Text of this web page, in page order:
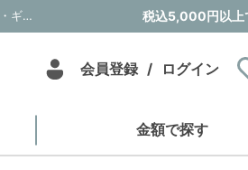
【ブライダル用】カード型 リンベルカタログギフト プラスグルメ（コンパクトタイプ） 5,800円コース プレアデス＆ジュピター｜内祝い・お祝い・ギフト・贈り物の通販サイトtheDe(ザディー) 税込5,000円以上
会員登録 / ログイン
金額で探す